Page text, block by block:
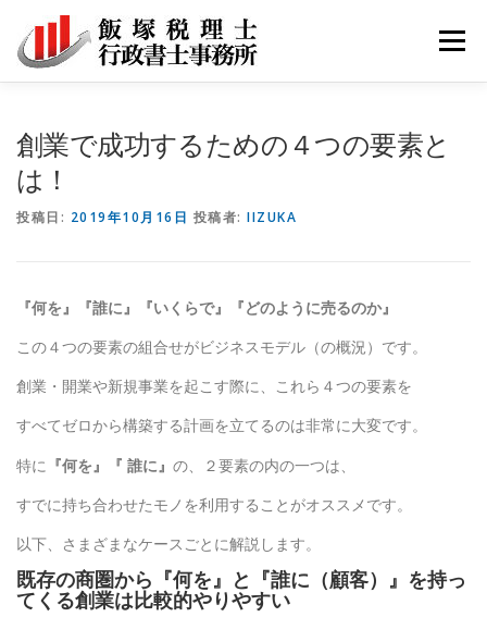
ン
メニュ
創業で成功するための４つの要素と
は！
投稿日: 2019年10月16日 投稿者: IIZUKA
『何を』『誰に』『いくらで』『どのように売るのか』
この４つの要素の組合せがビジネスモデル（の概況）です。
創業・開業や新規事業を起こす際に、これら４つの要素を
すべてゼロから構築する計画を立てるのは非常に大変です。
特に 『何を』『 誰に』 の、２要素の内の一つは、
すでに持ち合わせたモノを利用することがオススメです。
以下、さまざまなケースごとに解説します。
既存の商圏から『何を』と『誰に（顧客）』を持っ
てくる創業は比較的やりやすい